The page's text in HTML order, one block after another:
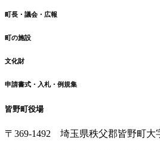
町長・議会・広報
町の施設
文化財
申請書式・入札・例規集
皆野町役場
〒369-1492 埼玉県秩父郡皆野町大